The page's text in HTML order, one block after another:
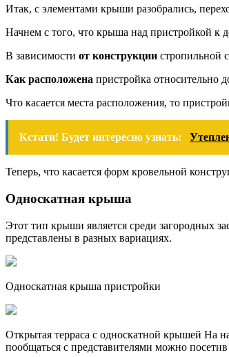
Итак, с элементами крыши разобрались,
Начнем с того, что крыша над пристройкой к
В зависимости от конструкции стропильной
Как расположена пристройка относительно
Что касается места расположения, то
Кстати! Будет интересно узнать:
Теперь, что касается форм кровельной
Односкатная крыша
Этот тип крыши является среди загородных
представлены в разных вариациях.
Односкатная крыша пристройки
Открытая терраса с односкатной крышей На
пообщаться с представителями можно